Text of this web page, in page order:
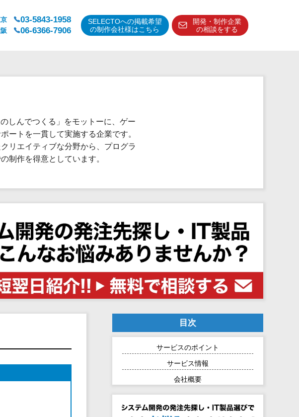
03-5843-1958
06-6366-7906
SELECTOへの掲載希望
の制作会社様はこちら
開発・制作企業
の相談をする
しんでつくる」をモットーに、ゲー
ートを一貫して実施する企業です。
リエイティブな分野から、プログラ
制作を得意としています。
目次
サービスのポイント
サービス情報
会社概要